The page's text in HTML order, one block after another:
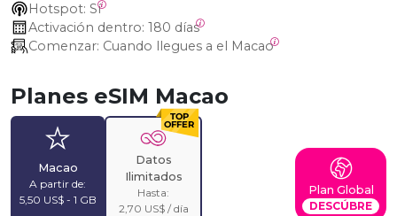
Hotspot: Sí
Activación dentro: 180 días
Comenzar: Cuando llegues a el Macao
Planes eSIM Macao
Macao
A partir de:
5,50 US$ - 1 GB
Datos
Ilimitados
Hasta:
2,70 US$ / día
Plan Global
DESCÚBRE